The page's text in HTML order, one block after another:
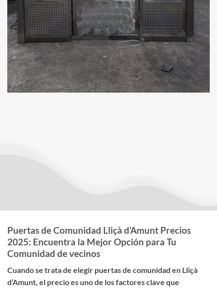
Puertas de Comunidad Lliçà d’Amunt Precios
2025: Encuentra la Mejor Opción para Tu
Comunidad de vecinos
Cuando se trata de elegir puertas de comunidad en Lliçà
d’Amunt, el precioes uno de los factores clave que